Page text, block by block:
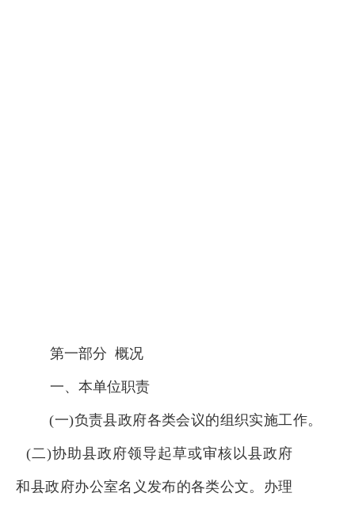
第一部分 概况
一、本单位职责
(一)负责县政府各类会议的组织实施工作。
(二)协助县政府领导起草或审核以县政府
和县政府办公室名义发布的各类公文。办理